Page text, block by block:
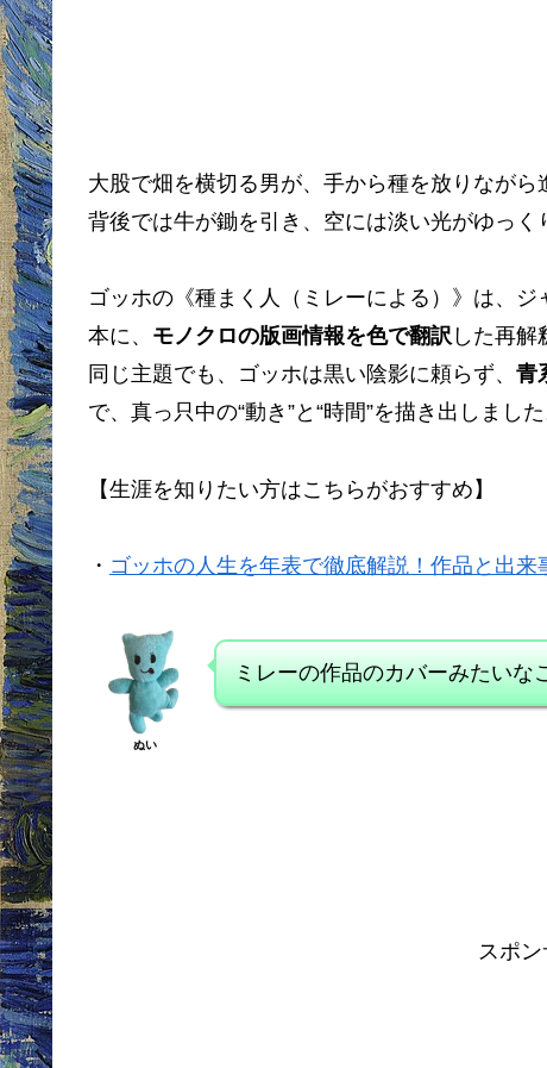
大股で畑を横切る男が、手から種を放りながら
背後では牛が鋤を引き、空には淡い光がゆっく
ゴッホの《種まく人（ミレーによる）》は、
本に、 モノクロの版画情報を色で翻訳 した再解
同じ主題でも、ゴッホは黒い陰影に頼らず、 青
で、真っ只中の“動き”と“時間”を描き出しました
【生涯を知りたい方はこちらがおすすめ】
・ ゴッホの人生を年表で徹底解説！作品と出
ぬい
ミレーの作品のカバーみたいな
スポン